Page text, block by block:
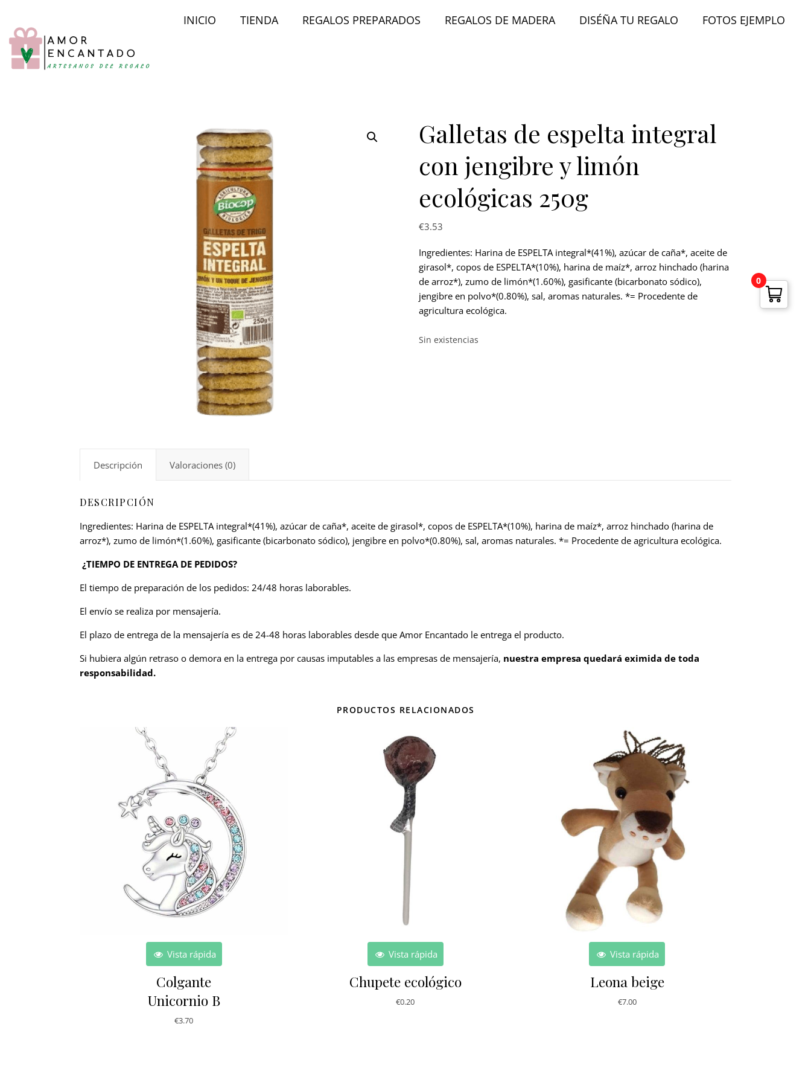
INICIO TIENDA REGALOS PREPARADOS REGALOS DE MADERA DISÉÑA TU REGALO FOTOS EJEMPLO
Galletas de espelta integral
con jengibre y limón
ecológicas 250g
€3.53
Ingredientes: Harina de ESPELTA integral*(41%), azúcar de caña*, aceite de
girasol*, copos de ESPELTA*(10%), harina de maíz*, arroz hinchado (harina
de arroz*), zumo de limón*(1.60%), gasificante (bicarbonato sódico),
jengibre en polvo*(0.80%), sal, aromas naturales. *= Procedente de
agricultura ecológica.
Sin existencias
Descripción Valoraciones (0)
DESCRIPCIÓN
Ingredientes: Harina de ESPELTA integral*(41%), azúcar de caña*, aceite de girasol*, copos de ESPELTA*(10%), harina de maíz*, arroz hinchado (harina de
arroz*), zumo de limón*(1.60%), gasificante (bicarbonato sódico), jengibre en polvo*(0.80%), sal, aromas naturales. *= Procedente de agricultura ecológica.
¿TIEMPO DE ENTREGA DE PEDIDOS?
El tiempo de preparación de los pedidos: 24/48 horas laborables.
El envío se realiza por mensajería.
El plazo de entrega de la mensajería es de 24-48 horas laborables desde que Amor Encantado le entrega el producto.
Si hubiera algún retraso o demora en la entrega por causas imputables a las empresas de mensajería, nuestra empresa quedará eximida de toda
responsabilidad.
PRODUCTOS RELACIONADOS
Vista rápida
Colgante
Unicornio B
€3.70
Vista rápida
Chupete ecológico
€0.20
Vista rápida
Leona beige
€7.00
0